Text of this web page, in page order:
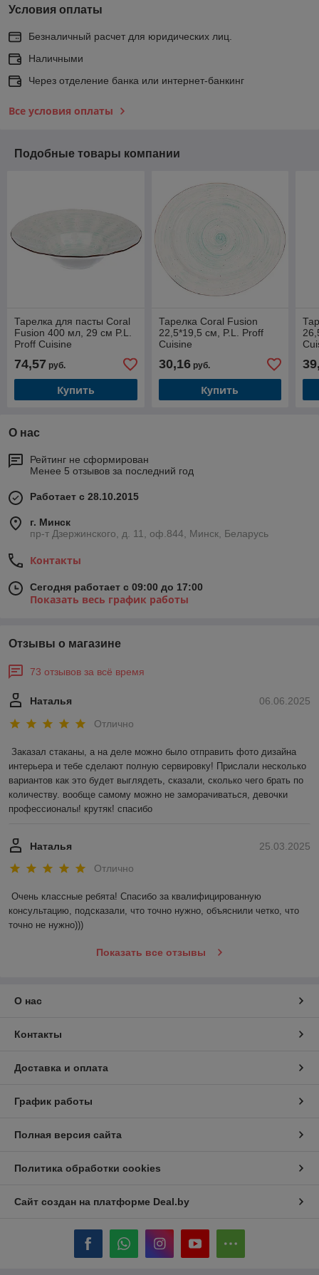
Условия оплаты
Безналичный расчет для юридических лиц.
Наличными
Через отделение банка или интернет-банкинг
Все условия оплаты
Подобные товары компании
Тарелка для пасты Coral
Fusion 400 мл, 29 см P.L.
Proff Cuisine
74,57 руб.
Купить
Тарелка Coral Fusion
22,5*19,5 см, P.L. Proff
Cuisine
30,16руб.
Купить
О нас
Рейтинг не сформирован
Менее 5 отзывов за последний год
Работает с 28.10.2015
г. Минск
пр-т Дзержинского, д. 11, оф.844, Минск, Беларусь
Контакты
Сегодня работает с 09:00 до 17:00
Показать весь график работы
Отзывы о магазине
73 отзывов за всё время
06.06.2025
Наталья
Отлично
Заказал стаканы, а на деле можно было отправить фото дизайна
интерьера и тебе сделают полную сервировку! Прислали несколько
вариантов как это будет выглядеть, сказали, сколько чего брать по
количеству. вообще самому можно не заморачиваться, девочки
профессионалы! крутяк! спасибо
25.03.2025
Наталья
Отлично
Очень классные ребята! Спасибо за квалифицированную
консультацию, подсказали, что точно нужно, объяснили четко, что
точно не нужно)))
Показать все отзывы
О нас
Контакты
Доставка и оплата
График работы
Полная версия сайта
Политика обработки cookies
Сайт создан на платформе Deal.by